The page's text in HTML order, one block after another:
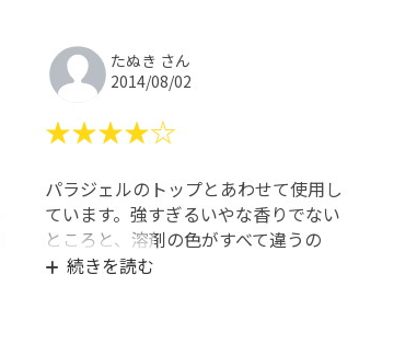
たぬき さん
2014/08/02
★★★★☆
パラジェルのトップとあわせて使用し
ています。強すぎるいやな香りでない
ところと、溶剤の色がすべて違うの
で、ぱっと見で区別しやすいところが
続きを読む